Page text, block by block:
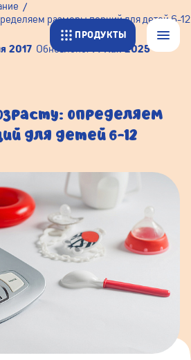
ПРОДУКТЫ
размеры порций для детей 6-
определяем
для детей 6-12
2017 Обновлено:14 мая 2025